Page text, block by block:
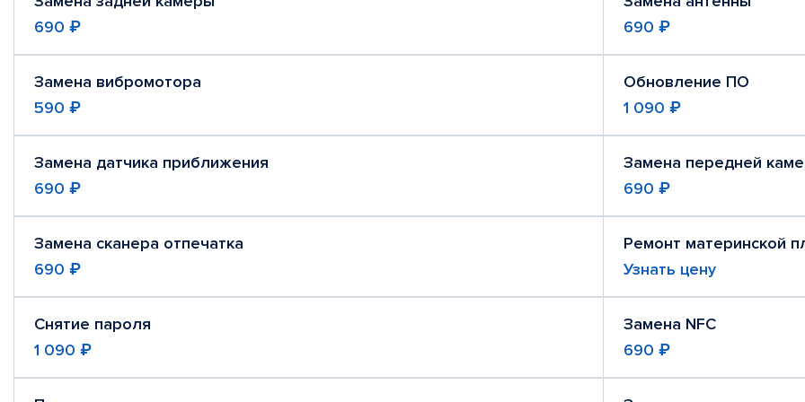
690 ₽
690 ₽
Замена вибромотора
590 ₽
Обновление ПО
1 090 ₽
Замена датчика приближения
690 ₽
Замена передней
690 ₽
Замена сканера отпечатка
690 ₽
Ремонт материнской
Узнать цену
Снятие пароля
1 090 ₽
Замена NFC
690 ₽